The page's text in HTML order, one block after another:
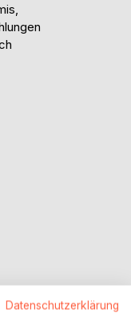
Datenschutzerklärung